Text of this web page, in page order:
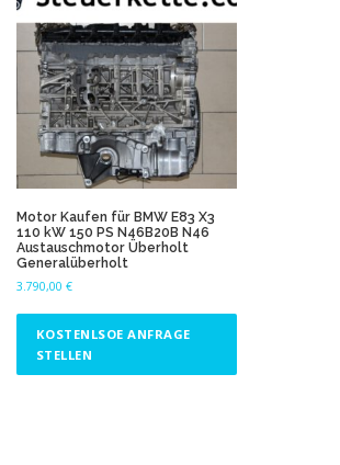
Motor Kaufen für BMW E83 X3
110 kW 150 PS N46B20B N46
Austauschmotor Überholt
Generalüberholt
3.790,00 €
KOSTENLSOE ANFRAGE
STELLEN